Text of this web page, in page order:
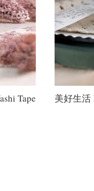
Tape
美好生活